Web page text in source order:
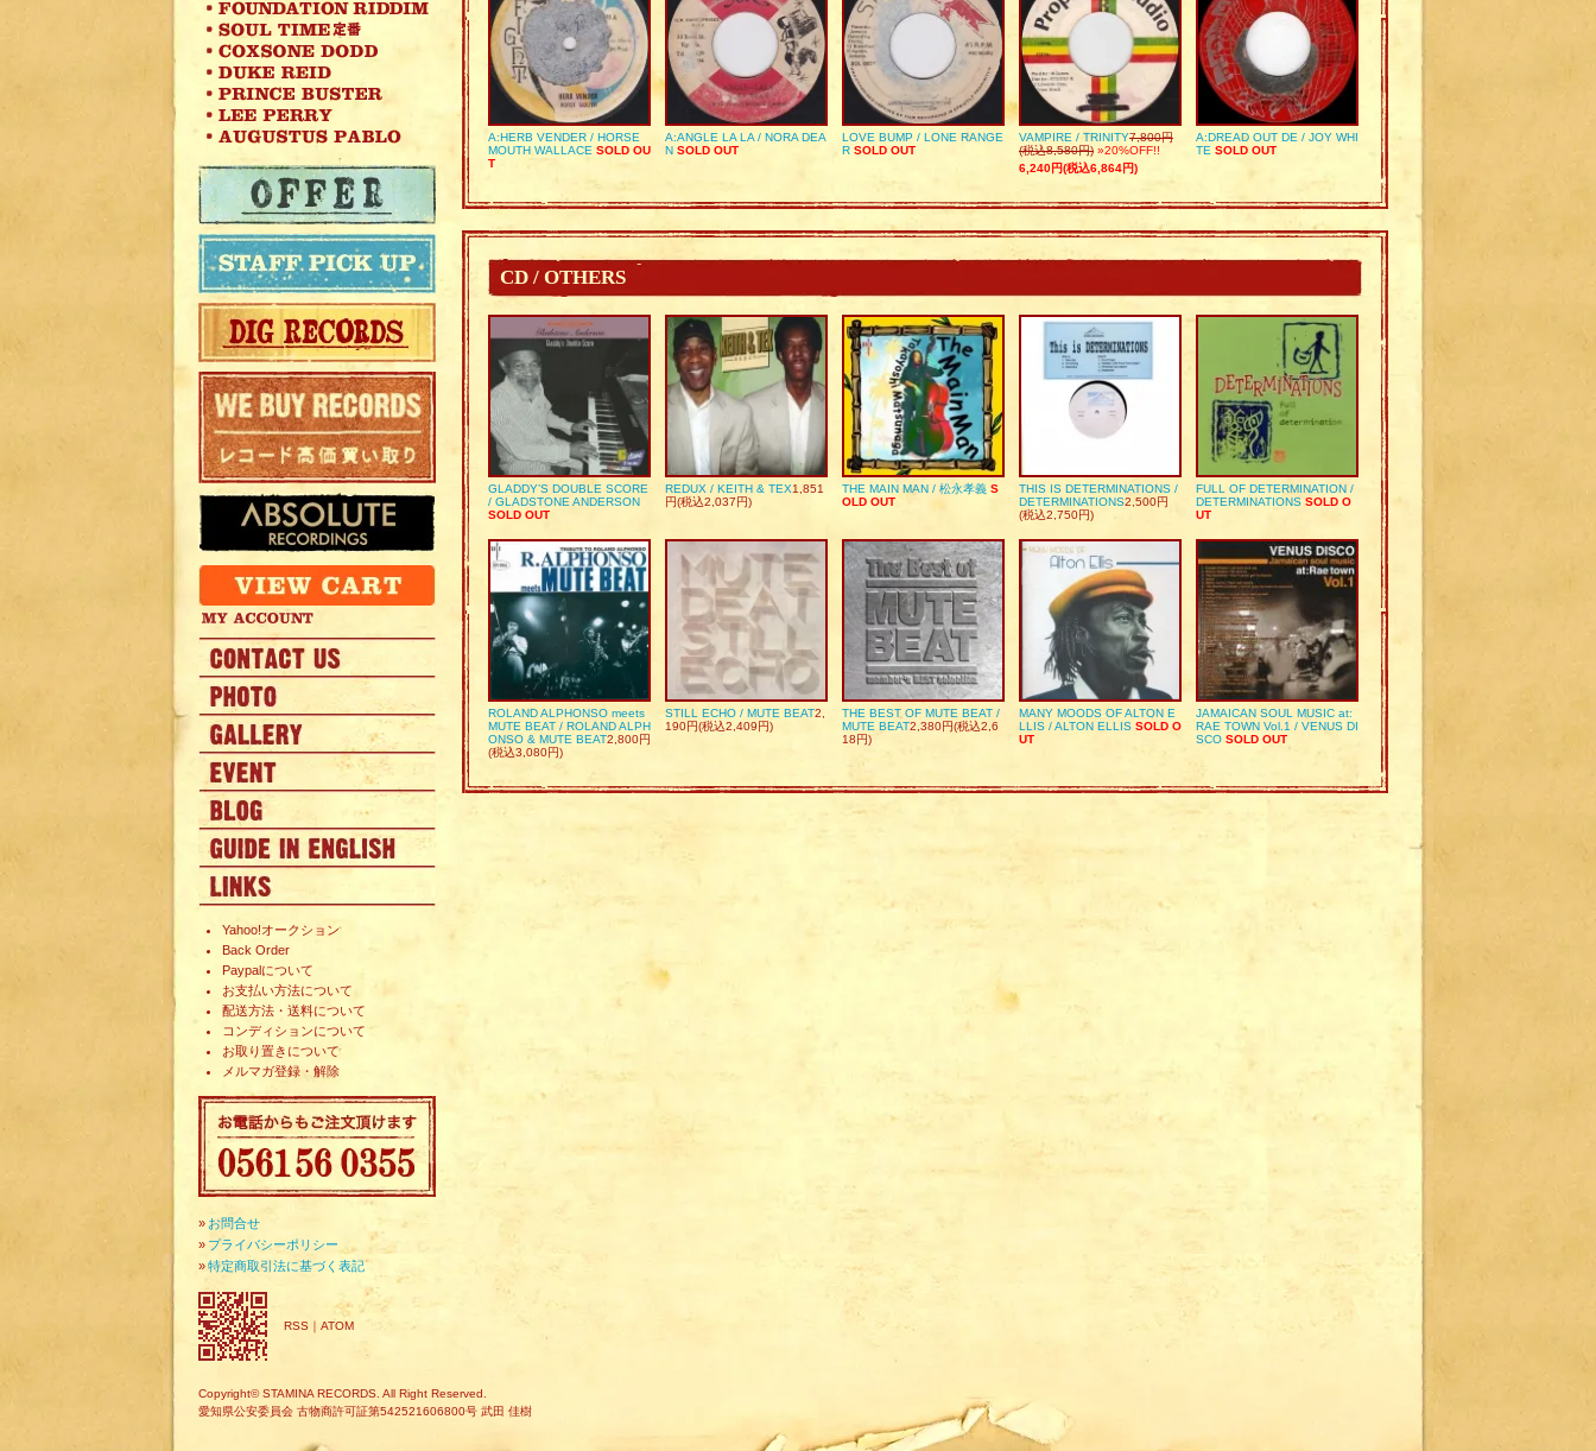
Yahoo!オークション
Back Order
Paypalについて
お支払い方法について
配送方法・送料について
コンディションについて
お取り置きについて
メルマガ登録・解除
» お問合せ
» プライバシーポリシー
»特定商取引法に基づく表記
RSS ｜ ATOM
A:HERB VENDER / HORSE
MOUTH WALLACE SOLD OU
T
A:ANGLE LA LA / NORA DEA
N SOLD OUT
LOVE BUMP / LONE RANGE
R SOLD OUT
VAMPIRE / TRINITY7,800円
(税込8,580円) »20%OFF!!
6,240円(税込6,864円)
A:DREAD OUT DE / JOY WHI
TE SOLD OUT
CD / OTHERS
GLADDY’S DOUBLE SCORE
/ GLADSTONE ANDERSON
SOLD OUT
REDUX / KEITH & TEX1,851
円(税込2,037円)
THE MAIN MAN / 松永孝義 S
OLD OUT
THIS IS DETERMINATIONS /
DETERMINATIONS2,500円
(税込2,750円)
FULL OF DETERMINATION /
DETERMINATIONS SOLD O
UT
ROLAND ALPHONSO meets
MUTE BEAT / ROLAND ALPH
ONSO & MUTE BEAT2,800円
(税込3,080円)
STILL ECHO / MUTE BEAT2,
190円(税込2,409円)
THE BEST OF MUTE BEAT /
MUTE BEAT2,380円(税込2,6
18円)
MANY MOODS OF ALTON E
LLIS / ALTON ELLIS SOLD O
UT
JAMAICAN SOUL MUSIC at:
RAE TOWN Vol.1 / VENUS DI
SCO SOLD OUT
Copyright© STAMINA RECORDS. All Right Reserved.
愛知県公安委員会 古物商許可証第542521606800号 武田 佳樹